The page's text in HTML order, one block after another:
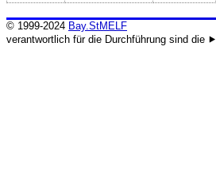
© 1999-2024 Bay.StMELF
verantwortlich für die Durchführung sind die ⯈